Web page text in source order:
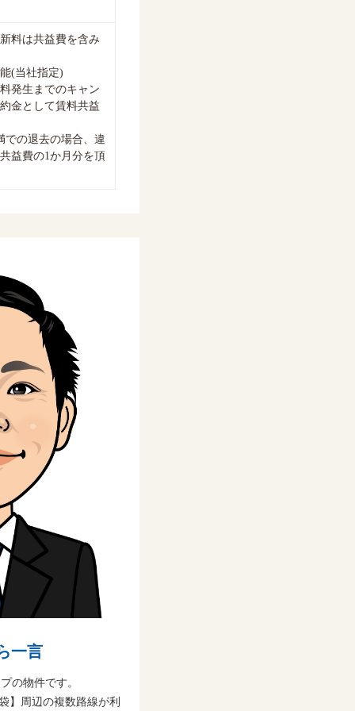
料は共益費を含み
(当社指定)
発生までのキャン
金として賃料共益
での退去の場合、違
益費の1か月分を頂
一言
の物件です。
】周辺の複数路線が利